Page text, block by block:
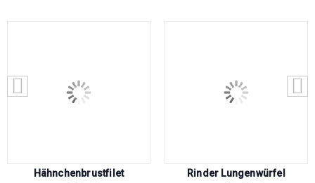
Hähnchenbrustfilet
Rinder Lungenwürfel